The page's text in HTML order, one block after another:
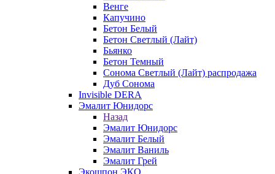
Венге
Капучино
Бетон Белый
Бетон Светлый (Лайт)
Бьянко
Бетон Темный
Сонома Светлый (Лайт) распродажа
Дуб Сонома
Invisible DERA
Эмалит Юнидорс
Назад
Эмалит Юнидорс
Эмалит Белый
Эмалит Ваниль
Эмалит Грей
Экошпон ЭКО